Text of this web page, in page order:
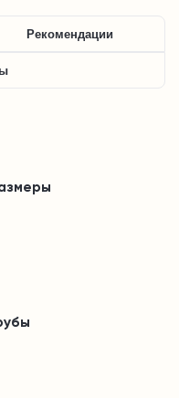
Рекомендации